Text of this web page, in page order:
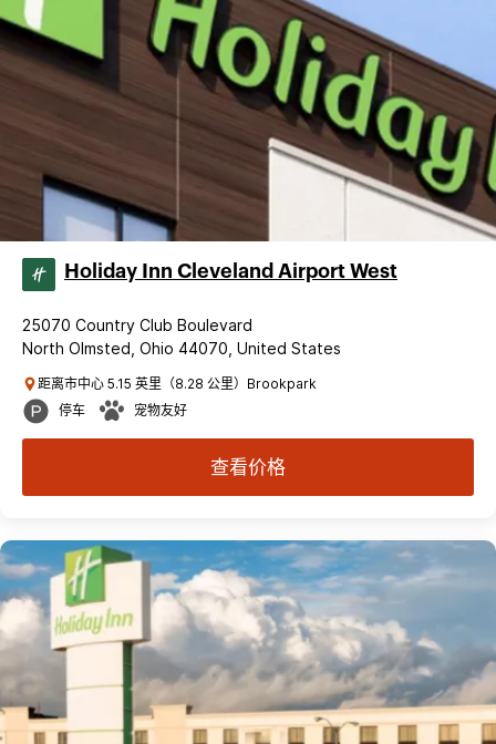
Holiday Inn Cleveland Airport West
25070 Country Club Boulevard
North Olmsted, Ohio 44070, United States
距离市中心 5.15 英里（8.28 公里）Brookpark
停车
宠物友好
查看价格